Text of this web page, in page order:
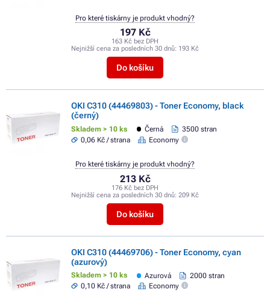
197 Kč
163 Kč bez DPH
Nejnižší cena za posledních 30 dnů: 193 Kč
Do košíku
Pro které tiskárny je produkt vhodný?
OKI C310 (44469803) - Toner Economy, black
(černý)
Skladem > 10 ks Černá
3500 stran
0,06 Kč / strana
Economy
213 Kč
176 Kč bez DPH
Nejnižší cena za posledních 30 dnů: 209 Kč
Do košíku
Pro které tiskárny je produkt vhodný?
OKI C310 (44469706) - Toner Economy, cyan
(azurový)
Skladem > 10 ks Azurová
2000 stran
0,10 Kč / strana
Economy